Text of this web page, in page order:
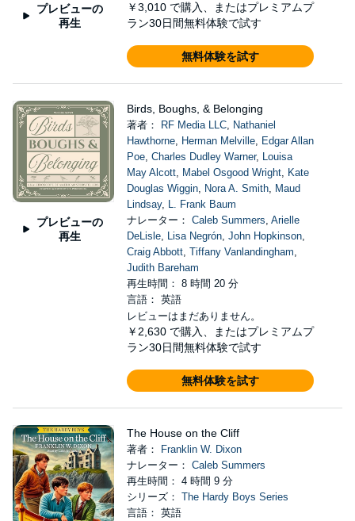
プレビューの
再生
￥3,010 で購入、またはプレミアムプ
ラン30日間無料体験で試す
無料体験を試す
プレビューの
再生
Birds, Boughs, & Belonging
著者： RF Media LLC, Nathaniel
Hawthorne, Herman Melville, Edgar Allan
Poe, Charles Dudley Warner, Louisa
May Alcott, Mabel Osgood Wright, Kate
Douglas Wiggin, Nora A. Smith, Maud
Lindsay, L. Frank Baum
ナレーター： Caleb Summers, Arielle
DeLisle, Lisa Negrón, John Hopkinson,
Craig Abbott, Tiffany Vanlandingham,
Judith Bareham
再生時間： 8 時間 20 分
言語： 英語
レビューはまだありません。
￥2,630 で購入、またはプレミアムプ
ラン30日間無料体験で試す
無料体験を試す
The House on the Cliff
著者：
Franklin W. Dixon
ナレーター： Caleb Summers
再生時間： 4 時間 9 分
シリーズ： The Hardy Boys Series
言語： 英語